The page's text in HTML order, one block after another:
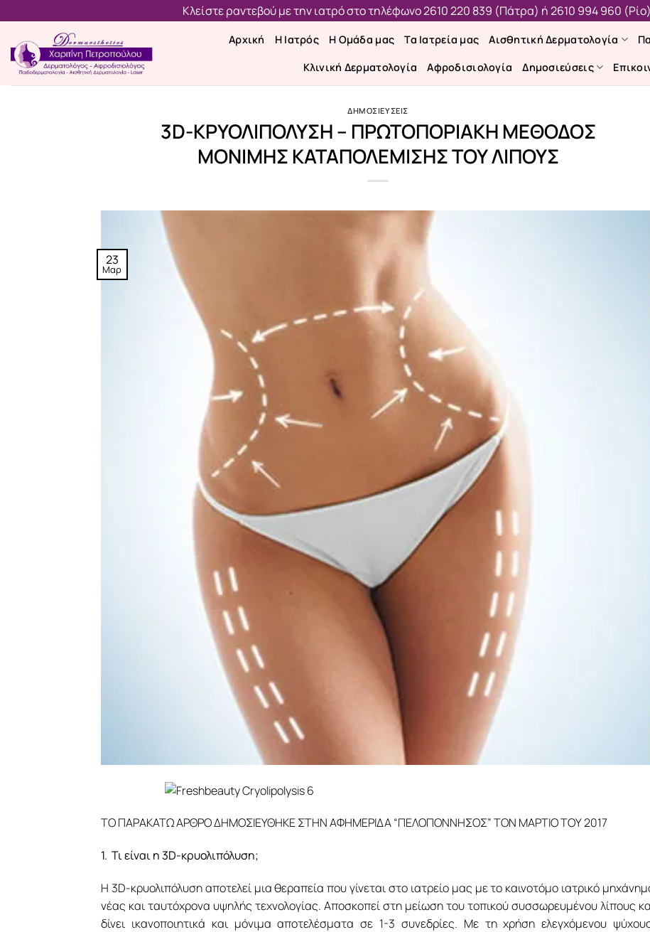
στο
περιεχόμενο
Κλείστε ραντεβού με την ιατρό στο τηλέφωνο2610 220 839 (Πάτρα) ή2610 994 960 (Ρίο)
Αρχική Η Ιατρός Η Ομάδα μας Τα Ιατρεία μας Αισθητική Δερματολογία
Κλινική Δερματολογία Αφροδισιολογία Δημοσιεύσεις
ΔΗΜΟΣΙΕΥΣΕΙΣ
3D-ΚΡΥΟΛΙΠΟΛΥΣΗ – ΠΡΩΤΟΠΟΡΙΑΚΗ ΜΕΘΟΔΟΣ
ΜΟΝΙΜΗΣ ΚΑΤΑΠΟΛΕΜΙΣΗΣ ΤΟΥ ΛΙΠΟΥΣ
23
Μαρ
ΤΟ ΠΑΡΑΚΑΤΩ ΑΡΘΡΟ ΔΗΜΟΣΙΕΥΘΗΚΕ ΣΤΗΝ ΑΦΗΜΕΡΙΔΑ “ΠΕΛΟΠΟΝΝΗΣΟΣ” ΤΟΝ ΜΑΡΤΙΟ ΤΟΥ 2017
1. Τι είναι η 3D-κρυολιπόλυση;
Η 3D-κρυολιπόλυση αποτελεί μια θεραπεία που γίνεται στο ιατρείο μας με το καινοτόμο ιατρικό
νέας και ταυτόχρονα υψηλής τεχνολογίας. Αποσκοπεί στη μείωση του τοπικού συσσωρευμένου λίπους
δίνει ικανοποιητικά και μόνιμα αποτελέσματα σε 1-3 συνεδρίες. Με τη χρήση ελεγχόμενου